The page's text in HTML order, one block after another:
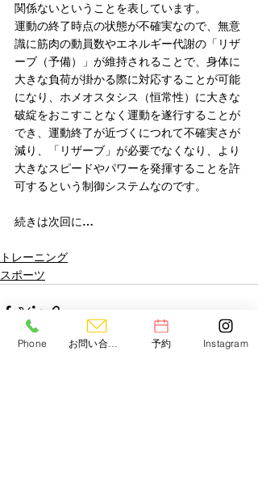
関係ないということを表しています。
運動の終了時点の状態が不確実なので、無意
識に筋肉の動員数やエネルギー代謝の「リザ
ーブ（予備）」が維持されることで、身体に
大きな負荷が掛かる際に対応することが可能
になり、ホメオスタシス（恒常性）に大きな
破綻をおこすことなく運動を遂行することが
でき、運動終了が近づくにつれて不確実さが
減り、「リザーブ」が必要でなくなり、より
大きなスピードやパワーを発揮することを許
可するという制御システムなのです。
続きは次回に…
トレーニング
スポーツ
Phone お問い合わせ 予約 Instagram